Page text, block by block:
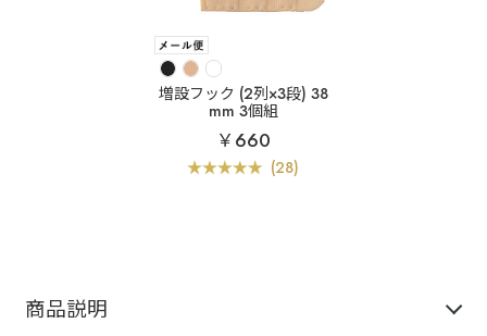
増設フック (2列×3段) 38
mm 3個組
￥660
(28)
商品説明